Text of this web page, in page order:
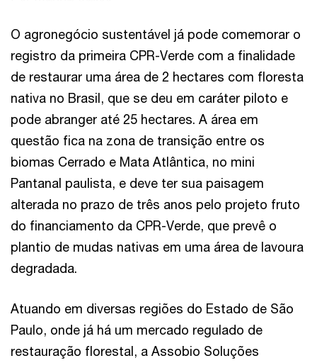
O agronegócio sustentável já pode comemorar o
registro da primeira CPR-Verde com a finalidade
de restaurar uma área de 2 hectares com floresta
nativa no Brasil, que se deu em caráter piloto e
pode abranger até 25 hectares. A área em
questão fica na zona de transição entre os
biomas Cerrado e Mata Atlântica, no mini
Pantanal paulista, e deve ter sua paisagem
alterada no prazo de três anos pelo projeto fruto
do financiamento da CPR-Verde, que prevê o
plantio de mudas nativas em uma área de lavoura
degradada.
Atuando em diversas regiões do Estado de São
Paulo, onde já há um mercado regulado de
restauração florestal, a Assobio Soluções